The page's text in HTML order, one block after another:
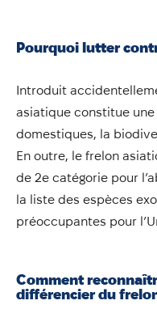
Pourquoi lutter
Introduit
asiatique constitue
domestiques, la
En outre, le frelon
de 2e catégorie pour
la liste des espèces
préoccupantes pour
Comment
différencier du